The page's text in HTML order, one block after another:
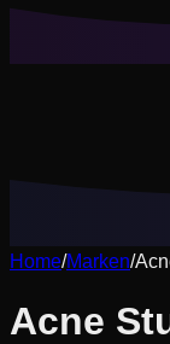
Home/Marken/
Acne